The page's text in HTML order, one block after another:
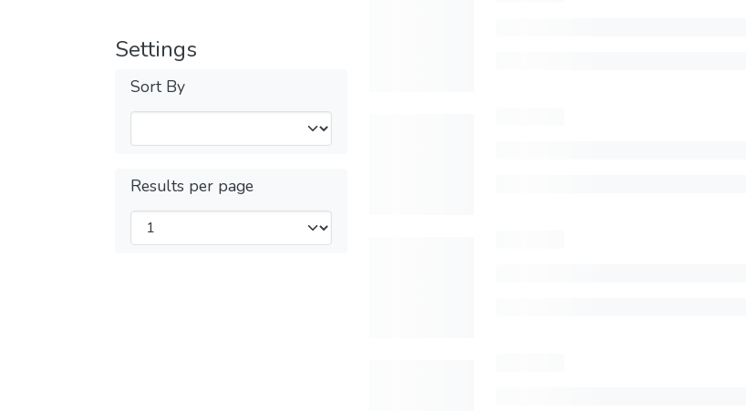
Settings
Sort By
Results per page